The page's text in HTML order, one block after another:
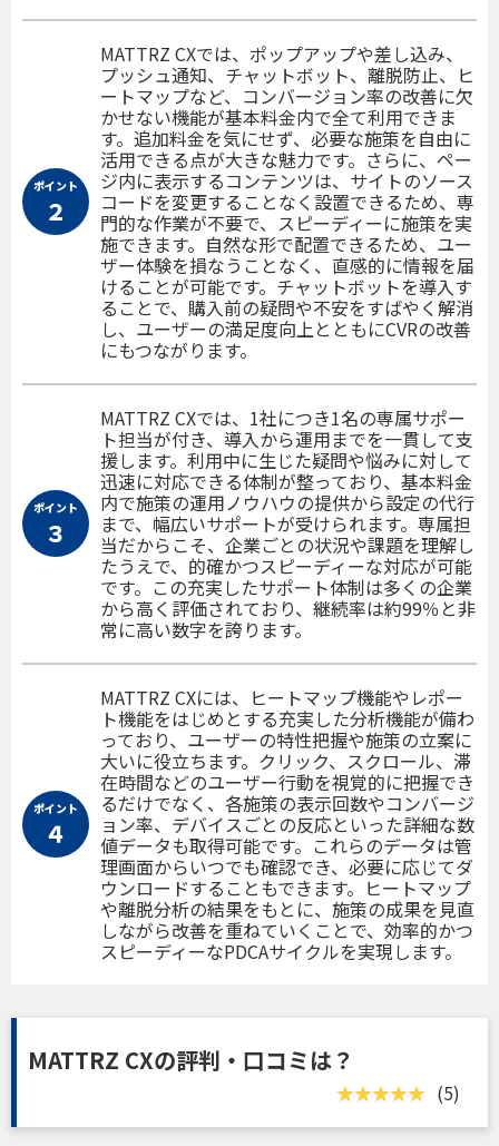
ポイント
２
MATTRZ CXでは、ポップアップや差し込み、
プッシュ通知、チャットボット、離脱防止、ヒ
ートマップなど、コンバージョン率の改善に欠
かせない機能が基本料金内で全て利用できま
す。追加料金を気にせず、必要な施策を自由に
活用できる点が大きな魅力です。さらに、ペー
ジ内に表示するコンテンツは、サイトのソース
コードを変更することなく設置できるため、専
門的な作業が不要で、スピーディーに施策を実
施できます。自然な形で配置できるため、ユー
ザー体験を損なうことなく、直感的に情報を届
けることが可能です。チャットボットを導入す
ることで、購入前の疑問や不安をすばやく解消
し、ユーザーの満足度向上とともにCVRの改善
にもつながります。
ポイント
３
MATTRZ CXでは、1社につき1名の専属サポー
ト担当が付き、導入から運用までを一貫して支
援します。利用中に生じた疑問や悩みに対して
迅速に対応できる体制が整っており、基本料金
内で施策の運用ノウハウの提供から設定の代行
まで、幅広いサポートが受けられます。専属担
当だからこそ、企業ごとの状況や課題を理解し
たうえで、的確かつスピーディーな対応が可能
です。この充実したサポート体制は多くの企業
から高く評価されており、継続率は約99％と非
常に高い数字を誇ります。
ポイント
４
MATTRZ CXには、ヒートマップ機能やレポー
ト機能をはじめとする充実した分析機能が備わ
っており、ユーザーの特性把握や施策の立案に
大いに役立ちます。クリック、スクロール、滞
在時間などのユーザー行動を視覚的に把握でき
るだけでなく、各施策の表示回数やコンバージ
ョン率、デバイスごとの反応といった詳細な数
値データも取得可能です。これらのデータは管
理画面からいつでも確認でき、必要に応じてダ
ウンロードすることもできます。ヒートマップ
や離脱分析の結果をもとに、施策の成果を見直
しながら改善を重ねていくことで、効率的かつ
スピーディーなPDCAサイクルを実現します。
MATTRZ CXの評判・口コミは？
(5)